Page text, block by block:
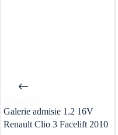
Galerie admisie 1.2 16V
Renault Clio 3 Facelift 2010